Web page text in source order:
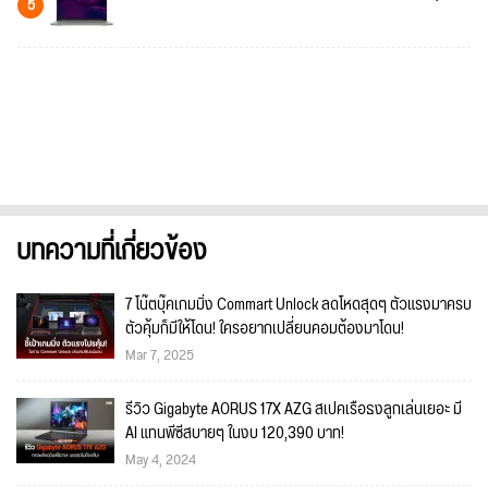
5
บทความที่เกี่ยวข้อง
7 โน๊ตบุ๊คเกมมิ่ง Commart Unlock ลดโหดสุดๆ ตัวแรงมาครบ
ตัวคุ้มก็มีให้โดน! ใครอยากเปลี่ยนคอมต้องมาโดน!
Mar 7, 2025
รีวิว Gigabyte AORUS 17X AZG สเปคเรือธงลูกเล่นเยอะ มี
AI แทนพีซีสบายๆ ในงบ 120,390 บาท!
May 4, 2024